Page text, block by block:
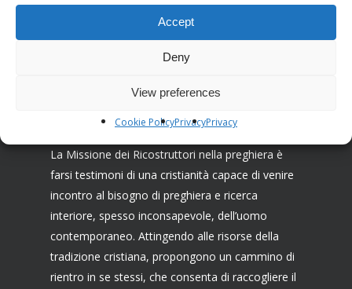
Accept
Deny
View preferences
Cookie PolicyPrivacyPrivacy
Associazione I Ricostruttori nella preghiera
La Missione dei Ricostruttori nella preghiera è
farsi testimoni di una cristianità capace di venire
incontro al bisogno di preghiera e ricerca
interiore, spesso inconsapevole, dell’uomo
contemporaneo. Attingendo alle risorse della
tradizione cristiana, propongono un cammino di
rientro in se stessi, che consenta di raccogliere il